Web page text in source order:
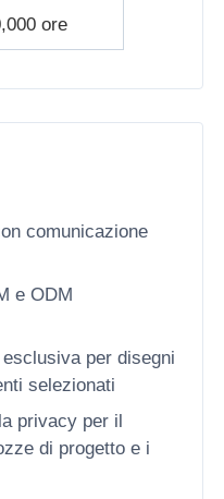
a LED
ore
comunicazione
e ODM
per disegni
selezionati
privacy per il
di progetto e i